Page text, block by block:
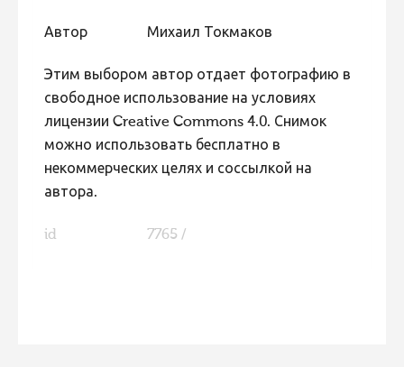
Фотоконкурс 2012
Фотоконкурс 2011
Фотоконкурс 2010
Фотоконкурс 2009
Автор Михаил Токмаков
Этим выбором автор отдает фотографию в
свободное использование на условиях
лицензии Creative Commons 4.0. Снимок
можно использовать бесплатно в
некоммерческих целях и соссылкой на
автора.
id 7765 /